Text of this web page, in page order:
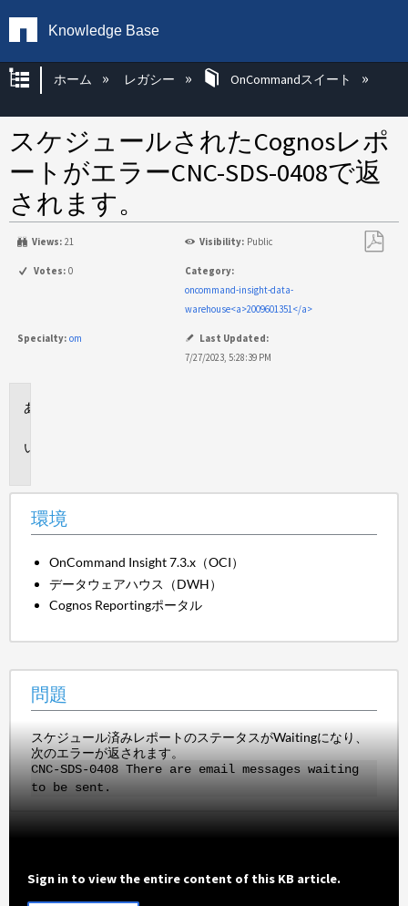
Knowledge Base
グローバル階層を展開/折りたたむ
ホーム レガシー OnCommandスイート
スケジュールされたCognosレポ
ートがエラーCNC-SDS-0408で返
されます。
Views: 21 Visibility: Public
Votes: 0
Category:
oncommand-insight-data-
warehouse<a>2009601351</a>
Specialty: om
Last Updated:
7/27/2023, 5:28:39 PM
環境
OnCommand Insight 7.3.x（OCI）
データウェアハウス（DWH）
Cognos Reportingポータル
問題
スケジュール済みレポートのステータスがWaitingになり、
次のエラーが返されます。
CNC-SDS-0408 There are email messages waiting
to be sent.
Sign in to view the entire content of this KB article.